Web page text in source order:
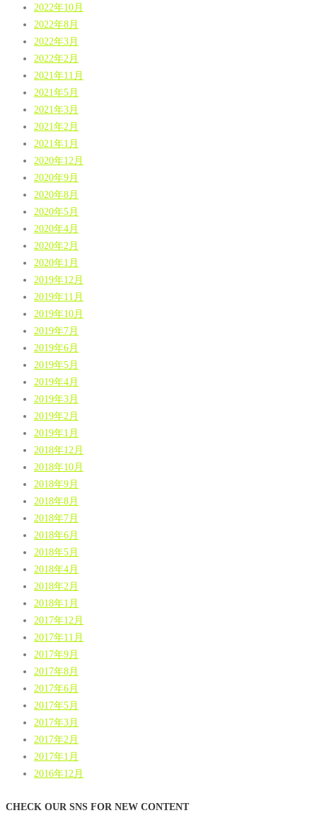
2022年10月
2022年8月
2022年3月
2022年2月
2021年11月
2021年5月
2021年3月
2021年2月
2021年1月
2020年12月
2020年9月
2020年8月
2020年5月
2020年4月
2020年2月
2020年1月
2019年12月
2019年11月
2019年10月
2019年7月
2019年6月
2019年5月
2019年4月
2019年3月
2019年2月
2019年1月
2018年12月
2018年10月
2018年9月
2018年8月
2018年7月
2018年6月
2018年5月
2018年4月
2018年2月
2018年1月
2017年12月
2017年11月
2017年9月
2017年8月
2017年6月
2017年5月
2017年3月
2017年2月
2017年1月
2016年12月
CHECK OUR SNS FOR NEW CONTENT